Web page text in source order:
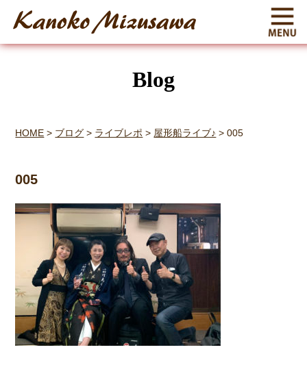
Blog
HOME > ブログ > ライブレポ > 屋形船ライブ♪ >005
005